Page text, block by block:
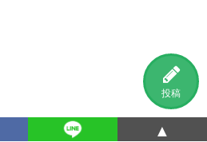
投稿
▲